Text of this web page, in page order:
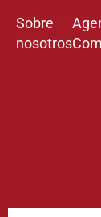
Sobre
nosotros